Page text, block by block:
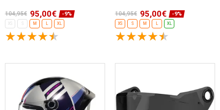
104,95€ 95,00€ -9%
XS S M L XL
104,95€ 95,00€ -9%
XS S M L XL